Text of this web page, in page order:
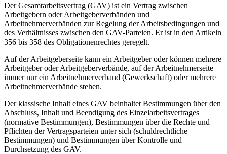
Der Gesamtarbeitsvertrag (GAV) ist ein Vertrag zwischen
Arbeitgebern oder Arbeitgeberverbänden und
Arbeitnehmerverbänden zur Regelung der Arbeitsbedingungen und
des Verhältnisses zwischen den GAV-Parteien. Er ist in den Artikeln
356 bis 358 des Obligationenrechtes geregelt.
Auf der Arbeitgeberseite kann ein Arbeitgeber oder können mehrere
Arbeitgeber oder Arbeitgeberverbände, auf der Arbeitnehmerseite
immer nur ein Arbeitnehmerverband (Gewerkschaft) oder mehrere
Arbeitnehmerverbände stehen.
Der klassische Inhalt eines GAV beinhaltet Bestimmungen über den
Abschluss, Inhalt und Beendigung des Einzelarbeitsvertrages
(normative Bestimmungen), Bestimmungen über die Rechte und
Pflichten der Vertragsparteien unter sich (schuldrechtliche
Bestimmungen) und Bestimmungen über Kontrolle und
Durchsetzung des GAV.